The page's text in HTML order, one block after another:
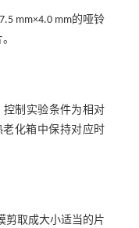
mm×4.0 mm的哑铃
制实验条件为相对
化箱中保持对应时
剪取成大小适当的片